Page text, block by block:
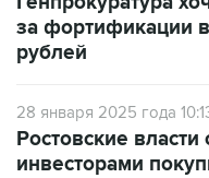
за фортификации
рублей
28 января 2025 года
Ростовские
инвесторами